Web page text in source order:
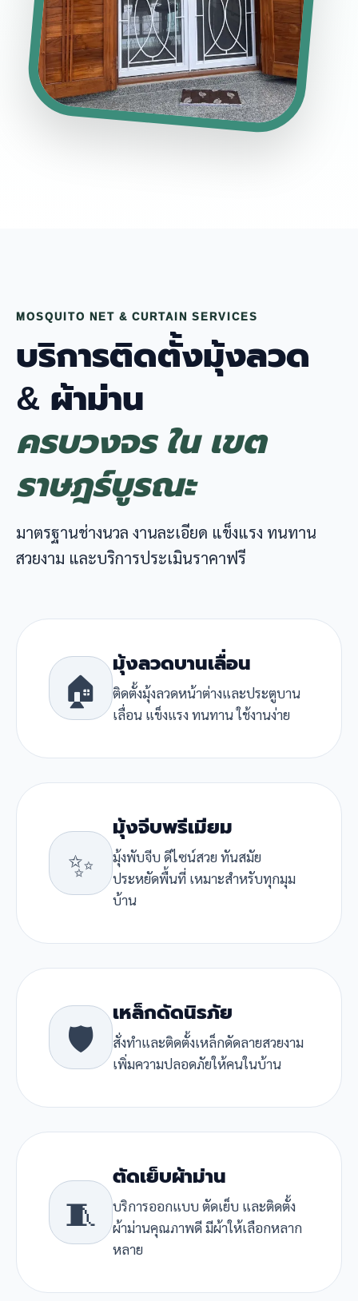
MOSQUITO NET & CURTAIN SERVICES
บริการติดตั้งมุ้งลวด
& ผ้าม่าน
ครบวงจร ใน เขต
ราษฎร์บูรณะ
มาตรฐานช่างนวล งานละเอียด แข็งแรง ทนทาน
สวยงาม และบริการประเมินราคาฟรี
🏠
มุ้งลวดบานเลื่อน
ติดตั้งมุ้งลวดหน้าต่างและประตูบาน
เลื่อน แข็งแรง ทนทาน ใช้งานง่าย
✨
มุ้งจีบพรีเมียม
มุ้งพับจีบ ดีไซน์สวย ทันสมัย
ประหยัดพื้นที่ เหมาะสำหรับทุกมุม
บ้าน
🛡️
เหล็กดัดนิรภัย
สั่งทำและติดตั้งเหล็กดัดลายสวยงาม
เพิ่มความปลอดภัยให้คนในบ้าน
🧵
ตัดเย็บผ้าม่าน
บริการออกแบบ ตัดเย็บ และติดตั้ง
ผ้าม่านคุณภาพดี มีผ้าให้เลือกหลาก
หลาย